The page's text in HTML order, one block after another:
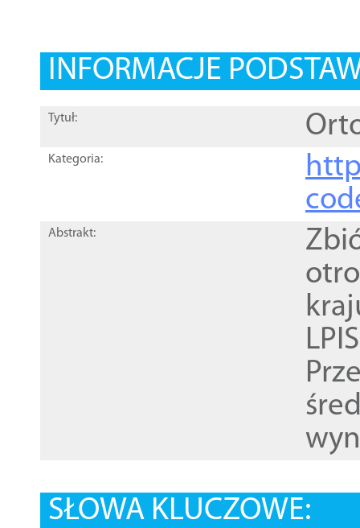
INFORMACJE
Tytuł:
Kategoria:
Abstrakt:
SŁOWA KLUCZOWE: